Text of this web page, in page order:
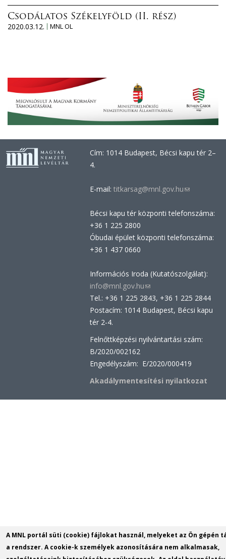
Csodálatos Székelyföld (II. rész)
2020.03.12.
MNL OL
Cím: 1014 Budapest, Bécsi kapu tér 2–
4.
E-mail: titkarsag@mnl.gov.hu(link
e-
Bécsi kapu tér központi telefonszáma:
+36 1 225 2800
Óbudai épület központi telefonszáma:
+36 1 437 0660
Információs Iroda (Kutatószolgálat):
info@mnl.gov.hu(link
sends
e-
Tel.: +36 1 225 2843, +36 1 225 2844
Postacím: 1014 Budapest, Bécsi kapu
tér 2-4.
Felnőttképzési nyilvántartási szám:
B/2020/002162
Engedélyszám: E/2020/000419
Akadálymentesítési nyilatkozat
A MNL portál süti (cookie) fájlokat használ, melyeket az Ön gépén
a rendszer. A cookie-k személyek azonosítására nem alkalmasak,